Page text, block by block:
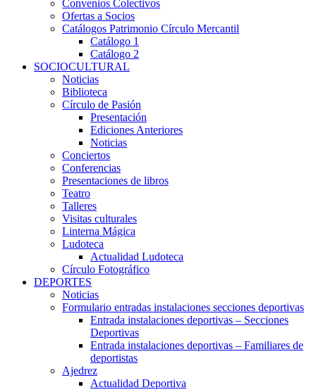
Convenios Colectivos
Ofertas a Socios
Catálogos Patrimonio Círculo Mercantil
Catálogo 1
Catálogo 2
SOCIOCULTURAL
Noticias
Biblioteca
Círculo de Pasión
Presentación
Ediciones Anteriores
Noticias
Conciertos
Conferencias
Presentaciones de libros
Teatro
Talleres
Visitas culturales
Linterna Mágica
Ludoteca
Actualidad Ludoteca
Círculo Fotográfico
DEPORTES
Noticias
Formulario entradas instalaciones secciones deportivas
Entrada instalaciones deportivas – Secciones
Deportivas
Entrada instalaciones deportivas – Familiares de
deportistas
Ajedrez
Actualidad Deportiva